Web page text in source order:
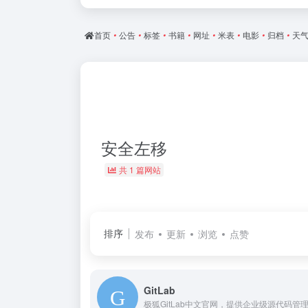
首页 • 公告 • 标签 • 书籍 • 网址 • 米表 • 电影 • 归档 • 天气
安全左移
共 1 篇网站
排序 发布 更新 浏览 点赞
GitLab